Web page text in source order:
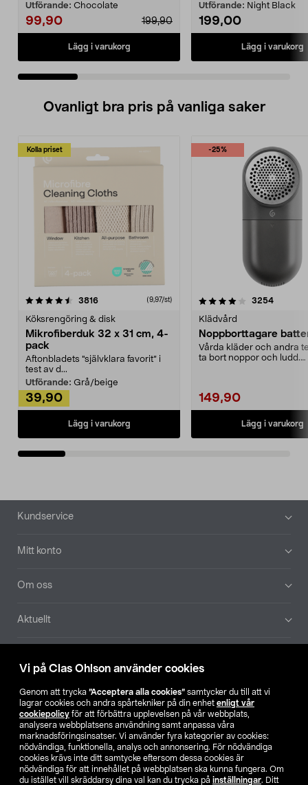
Vi på Clas Ohlson använder cookies
Genom att trycka ”Acceptera alla cookies” samtycker du till att vi
lagrar cookies och andra spårtekniker på din enhet enligt vår
cookiepolicy för att förbättra upplevelsen på vår webbplats,
analysera webbplatsens användning samt anpassa våra
marknadsföringsinsatser. Vi använder fyra kategorier av cookies:
nödvändiga, funktionella, analys och annonsering. För nödvändiga
cookies krävs inte ditt samtycke eftersom dessa cookies är
nödvändiga för att innehållet på webbplatsen ska kunna fungera. Om
du istället vill skräddarsy dina val kan du trycka på inställningar. Ditt
Utförande: Chocolate
99,90 199,90
Lägg i varukorg
Utförande: Night Black
199,00
Lägg i varukorg
Ovanligt bra pris på vanliga saker
Kolla priset
3816recensioner (9,97/st)
Köksrengöring & disk
Mikrofiberduk 32 x 31 cm, 4-
pack
Aftonbladets "självklara favorit” i
test av d...
Utförande: Grå/beige
39,90
Lägg i varukorg
-25%
4.0av 5 stjärnor 3254
Klädvård
Noppborttagare
Vårda kläder och andra
ta bort noppor och ludd.
149,90
Lägg i varukorg
4.5av 5 stjärnor
Sidfot
Kundservice
Mitt konto
Om oss
Aktuellt
Hitta butik
SE NO FI